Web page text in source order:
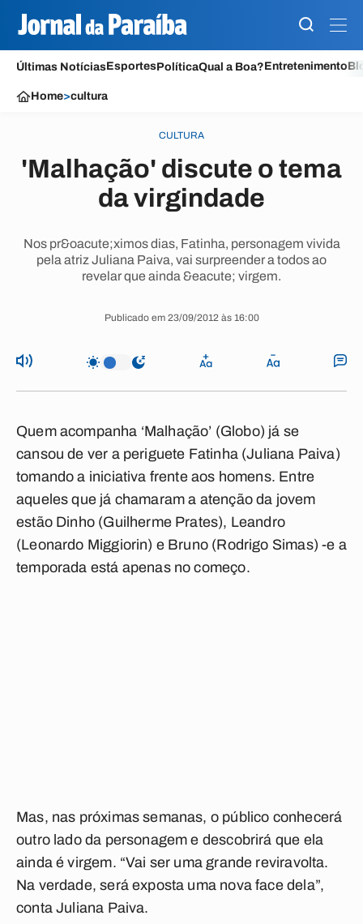
Últimas NotíciasEsportesPolíticaQual a Boa?Entretenimento
Home>cultura
CULTURA
'Malhação' discute o tema
da virgindade
Nos pr&oacute;ximos dias, Fatinha, personagem vivida
pela atriz Juliana Paiva, vai surpreender a todos ao
revelar que ainda &eacute; virgem.
Publicado em 23/09/2012 às 16:00
Quem acompanha ‘Malhação’ (Globo) já se
cansou de ver a periguete Fatinha (Juliana Paiva)
tomando a iniciativa frente aos homens. Entre
aqueles que já chamaram a atenção da jovem
estão Dinho (Guilherme Prates), Leandro
(Leonardo Miggiorin) e Bruno (Rodrigo Simas) -e a
temporada está apenas no começo.
Mas, nas próximas semanas, o público conhecerá
outro lado da personagem e descobrirá que ela
ainda é virgem. “Vai ser uma grande reviravolta.
Na verdade, será exposta uma nova face dela”,
conta Juliana Paiva.